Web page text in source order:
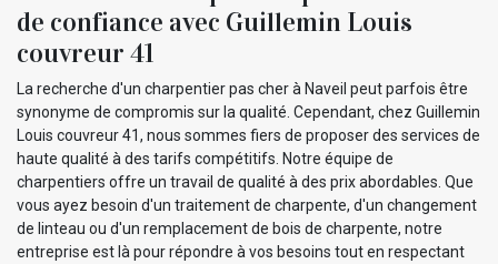
de confiance avec Guillemin Louis
couvreur 41
La recherche d'un charpentier pas cher à Naveil peut parfois être
synonyme de compromis sur la qualité. Cependant, chez Guillemin
Louis couvreur 41, nous sommes fiers de proposer des services de
haute qualité à des tarifs compétitifs. Notre équipe de
charpentiers offre un travail de qualité à des prix abordables. Que
vous ayez besoin d'un traitement de charpente, d'un changement
de linteau ou d'un remplacement de bois de charpente, notre
entreprise est là pour répondre à vos besoins tout en respectant